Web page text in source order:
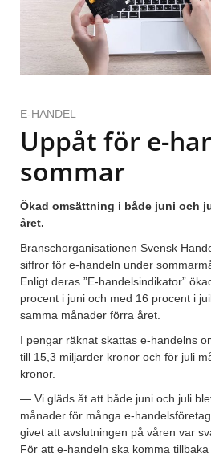
E-HANDEL
Uppåt för e-
sommar
Ökad omsättning i både juni och
året.
Branschorganisationen Svensk
siffror för e-handeln under
Enligt deras ”E-handelsindikator”
procent i juni och med 16 procent i
samma månader förra året.
I pengar räknat skattas e-handelns
till 15,3 miljarder kronor och för juli
kronor.
— Vi gläds åt att både juni och juli
månader för många e-
givet att avslutningen på våren var
För att e-handeln ska komma